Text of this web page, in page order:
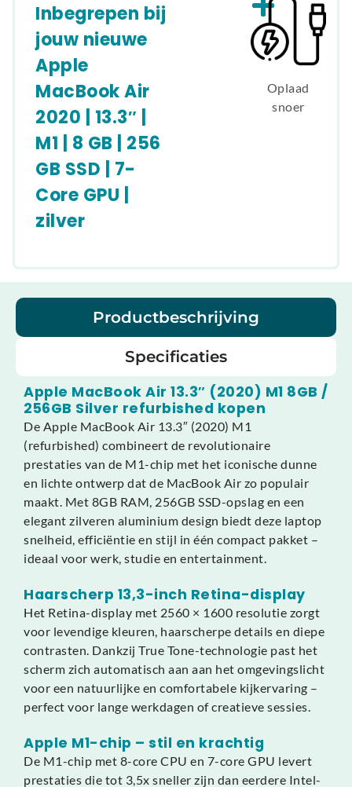
Inbegrepen bij
jouw nieuwe
Apple
MacBook Air
2020 | 13.3″ |
M1 | 8 GB | 256
GB SSD | 7-
Core GPU |
zilver
Oplaad
snoer
Productbeschrijving
Specificaties
Apple MacBook Air 13.3″ (2020) M1 8GB /
256GB Silver refurbished kopen
De Apple MacBook Air 13.3″ (2020) M1
(refurbished) combineert de revolutionaire
prestaties van de M1-chip met het iconische dunne
en lichte ontwerp dat de MacBook Air zo populair
maakt. Met 8GB RAM, 256GB SSD-opslag en een
elegant zilveren aluminium design biedt deze laptop
snelheid, efficiëntie en stijl in één compact pakket –
ideaal voor werk, studie en entertainment.
Haarscherp 13,3-inch Retina-display
Het Retina-display met 2560 × 1600 resolutie zorgt
voor levendige kleuren, haarscherpe details en diepe
contrasten. Dankzij True Tone-technologie past het
scherm zich automatisch aan aan het omgevingslicht
voor een natuurlijke en comfortabele kijkervaring –
perfect voor lange werkdagen of creatieve sessies.
Apple M1-chip – stil en krachtig
De M1-chip met 8-core CPU en 7-core GPU levert
prestaties die tot 3,5x sneller zijn dan eerdere Intel-